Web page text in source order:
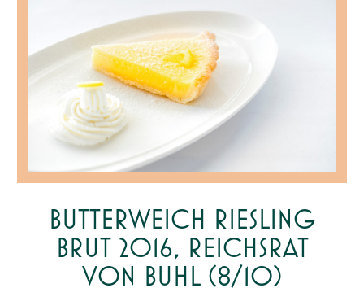
BUTTERWEICH RIESLING
BRUT 2016, REICHSRAT
VON BUHL (8/10)